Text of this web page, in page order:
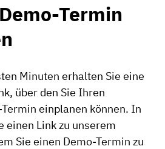
Termin
Minuten erhalten Sie eine
über den Sie Ihren
einplanen können. In
einen Link zu unserem
Sie einen Demo-Termin zu